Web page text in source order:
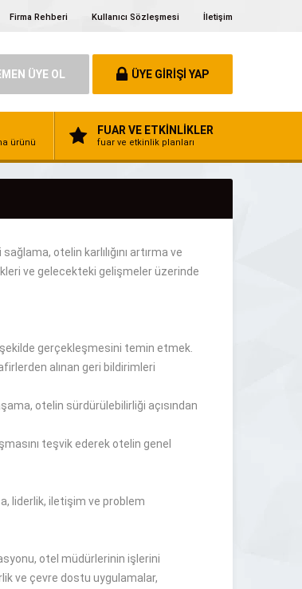
Firma Rehberi Kullanıcı Sözleşmesi İletişim
ÜYE OL ÜYE GİRİŞİ YAP
ürünü
FUAR VE ETKİNLİKLER
fuar ve etkinlik planları
sağlama, otelin karlılığını artırma ve
ve gelecekteki gelişmelerüzerinde
gerçekleşmesini temin etmek
alınan geri bildirimleri
otelin sürdürülebilirliği açısından
teşvik ederek otelin genel
liderlik, iletişim ve problem
otel müdürlerinin işlerini
ve çevre dostu uygulamalar,